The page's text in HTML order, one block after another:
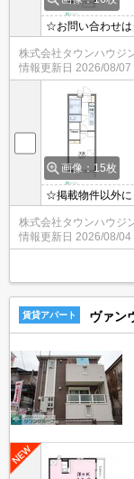
☆お問い合わせは
決済相談☆オンラ
株式会社タウンハウジ
情報更新日 2026/08/07
画像：15枚
☆掲載物件以外に
お探しさせて頂き
株式会社タウンハウジ
情報更新日 2026/08/04
賃貸アパート ヴァン